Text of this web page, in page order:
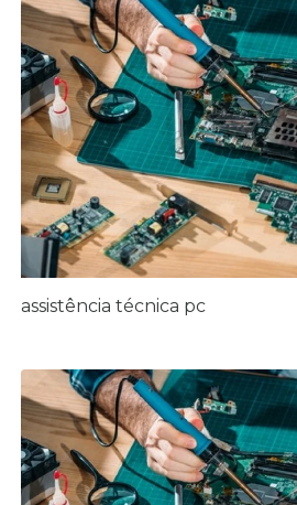
assistência técnica pc